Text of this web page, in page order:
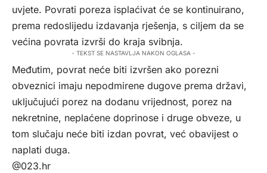
uvjete. Povrati poreza isplaćivat će se kontinuirano,
prema redoslijedu izdavanja rješenja, s ciljem da se
većina povrata izvrši do kraja svibnja.
- TEKST SE NASTAVLJA NAKON OGLASA -
Međutim, povrat neće biti izvršen ako porezni
obveznici imaju nepodmirene dugove prema državi,
uključujući porez na dodanu vrijednost, porez na
nekretnine, neplaćene doprinose i druge obveze, u
tom slučaju neće biti izdan povrat, već obavijest o
naplati duga.
@023.hr